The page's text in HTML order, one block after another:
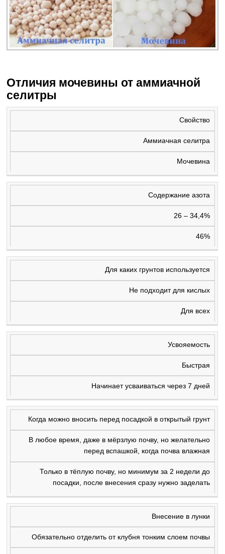
Отличия мочевины от аммиачной
селитры
Свойство
Аммиачная селитра
Мочевина
Содержание азота
26 – 34,4%
46%
Для каких грунтов используется
Не подходит для кислых
Для всех
Усвояемость
Быстрая
Начинает усваиваться через 7 дней
Когда можно вносить перед посадкой в открытый грунт
В любое время, даже в мёрзлую почву, но желательно
перед вспашкой, когда почва влажная
Только в тёплую почву, но минимум за 2 недели до
посадки, после внесения сразу нужно заделать
Внесение в лунки
Обязательно отделить от клубня тонким слоем почвы